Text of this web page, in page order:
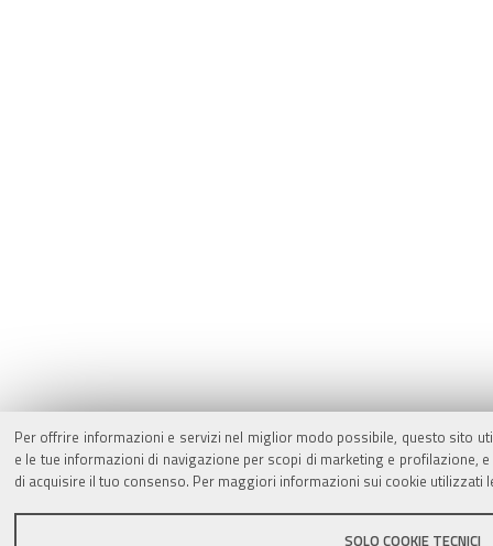
Per offrire informazioni e servizi nel miglior modo possibile, questo sito
e le tue informazioni di navigazione per scopi di marketing e
di acquisire il tuo consenso. Per maggiori informazioni sui cookie utilizzati
SOLO COOKIE TECNICI